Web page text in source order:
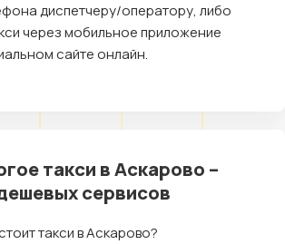
диспетчеру/оператору, либо
через мобильное приложение
сайте онлайн.
такси в Аскарово –
сервисов
такси в Аскарово?